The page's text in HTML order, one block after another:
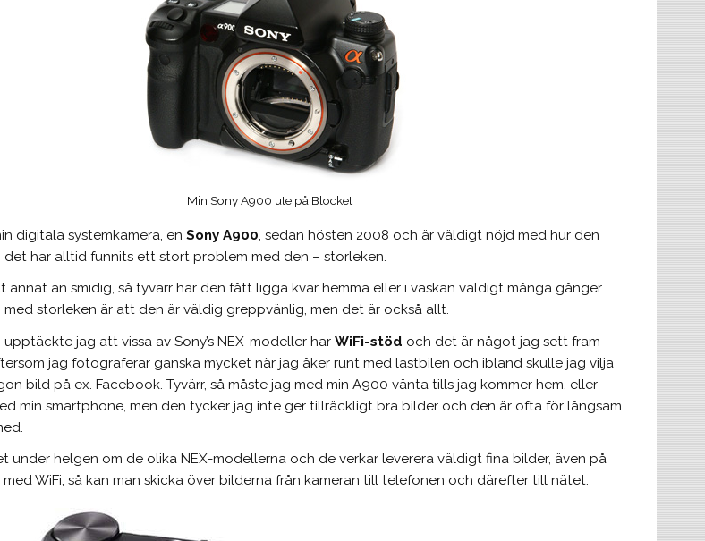
Min Sony A900 ute på Blocket
digitala systemkamera, enSony A900, sedan hösten 2008 och är väldigt nöjd med hur den
det har alltid funnits ett stort problem med den – storleken.
annat än smidig, så tyvärr har den fått ligga kvar hemma eller i väskan väldigt många gånger.
med storleken är att den är väldig greppvänlig, men det är också allt.
jag att vissa av Sony’s NEX-modeller harWiFi-stöd och det är något jag sett fram
jag fotograferar ganska mycket när jag åker runt med lastbilen och ibland skulle jag vilja
bild på ex. Facebook. Tyvärr, så måste jag med min A900 vänta tills jag kommer hem, eller
min smartphone, men den tycker jag inte ger tillräckligt bra bilder och den är ofta för långsam
under helgen om de olika NEX-modellerna och de verkar leverera väldigt fina bilder, även på
med WiFi, så kan man skicka över bilderna från kameran till telefonen och därefter till nätet.